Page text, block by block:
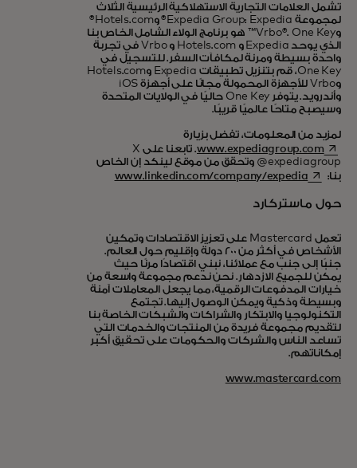
تشمل العلامات التجارية الاستهلاكية الرئيسية الثلاث
لمجموعة Expedia Group: Expedia® وHotels.com®
وVrbo®. One Key™ هو برنامج الولاء الشامل الخاص بنا
الذي يوحد Expedia و Hotels.com و Vrbo في تجربة
واحدة بسيطة ومرنة لمكافآت السفر. للتسجيل في
One Key، قم بتنزيل تطبيقات Expedia وHotels.com
وVrbo للأجهزة المحمولة مجانًا على أجهزة iOS
وأندرويد. يتوفر One Key حاليًا في الولايات المتحدة
وسيصبح متاحًا عالميًا قريبًا.
لمزيد من المعلومات، تفضل بزيارة
www.expediagroup.com
opens in a new tab
. تابعنا على X
@expediagroup وتحقق من موقع لينكد إن الخاص
بنا:
www.linkedin.com/company/expedia
opens in a new tab
حول ماستركارد
تعمل Mastercard على تعزيز الاقتصادات وتمكين
الأشخاص في أكثر من 200 دولة وإقليم حول العالم.
جنبًا إلى جنب مع عملائنا، نبني اقتصادًا مرنًا حيث
يمكن للجميع الازدهار. نحن ندعم مجموعة واسعة من
خيارات المدفوعات الرقمية، مما يجعل المعاملات آمنة
وبسيطة وذكية ويمكن الوصول إليها. تجتمع
التكنولوجيا والابتكار والشراكات والشبكات الخاصة بنا
لتقديم مجموعة فريدة من المنتجات والخدمات التي
تساعد الناس والشركات والحكومات على تحقيق أكبر
إمكاناتهم.
www.mastercard.com